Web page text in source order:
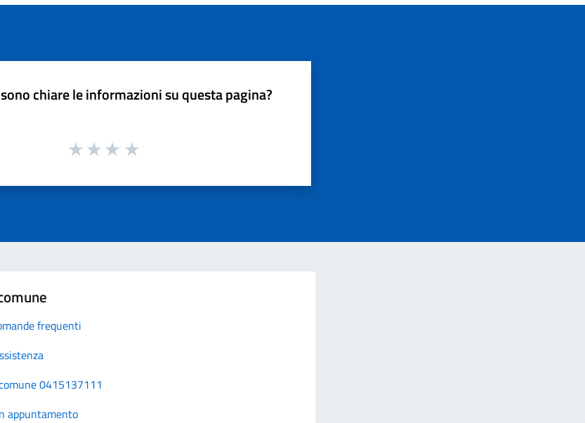
chiare le informazioni su questa pagina?
frequenti
0415137111
appuntamento